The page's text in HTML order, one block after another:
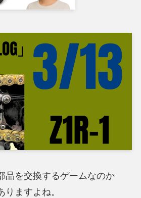
品を交換するゲームなのか
ますよね。